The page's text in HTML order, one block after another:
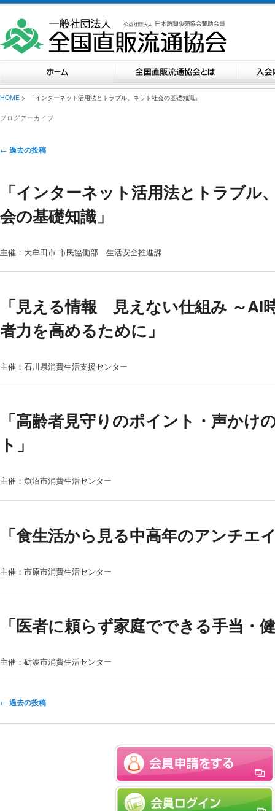
HOME > 「インターネット活用法とトラブル、ネット社会の基礎知識」
ブログアーカイブ
投稿ナビゲーション
← 過去の投稿
「インターネット活用法とトラブル
会の基礎知識」
主催：大牟田市 市民協働部 生活安全推進課
「見える情報 見えない仕組み ～AI
者力を高めるために」
主催：石川県消費生活支援センター
「高齢者見守りのポイント・声かけ
ト」
主催：魚沼市消費生活センター
「食生活から見る中高年のアンチエ
主催：市原市消費生活センター
「医者に頼らず家庭でできる手当・
主催：砺波市消費生活センター
投稿ナビゲーション
← 過去の投稿